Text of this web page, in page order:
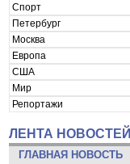
Спорт
Петербург
Москва
Европа
США
Мир
Репортажи
ЛЕНТА НОВОСТЕЙ
ГЛАВНАЯ НОВОСТЬ